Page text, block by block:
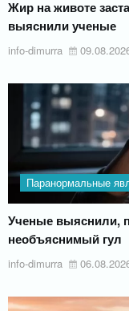
Жир на животе
выяснили ученые
info-dimurra
Паранормальные
Ученые выяснили,
необъяснимый гул
info-dimurra